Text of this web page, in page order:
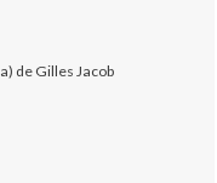
de Gilles Jacob